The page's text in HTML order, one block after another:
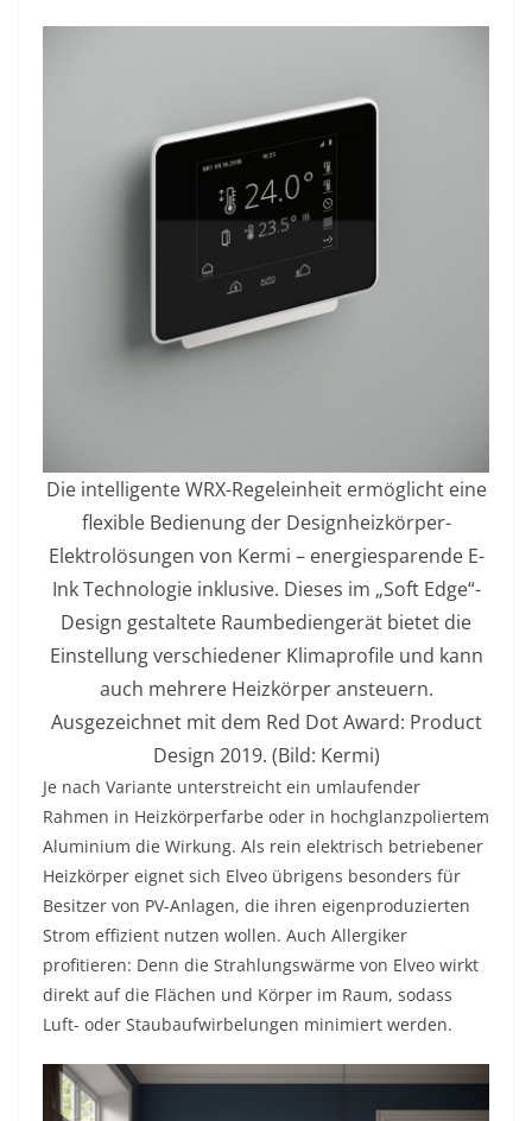
Die intelligente WRX-Regeleinheit ermöglicht eine
flexible Bedienung der Designheizkörper-
Elektrolösungen von Kermi – energiesparende E-
Ink Technologie inklusive. Dieses im „Soft Edge“-
Design gestaltete Raumbediengerät bietet die
Einstellung verschiedener Klimaprofile und kann
auch mehrere Heizkörper ansteuern.
Ausgezeichnet mit dem Red Dot Award: Product
Design 2019. (Bild: Kermi)
Je nach Variante unterstreicht ein umlaufender
Rahmen in Heizkörperfarbe oder in hochglanzpoliertem
Aluminium die Wirkung. Als rein elektrisch betriebener
Heizkörper eignet sich Elveo übrigens besonders für
Besitzer von PV-Anlagen, die ihren eigenproduzierten
Strom effizient nutzen wollen. Auch Allergiker
profitieren: Denn die Strahlungswärme von Elveo wirkt
direkt auf die Flächen und Körper im Raum, sodass
Luft- oder Staubaufwirbelungen minimiert werden.